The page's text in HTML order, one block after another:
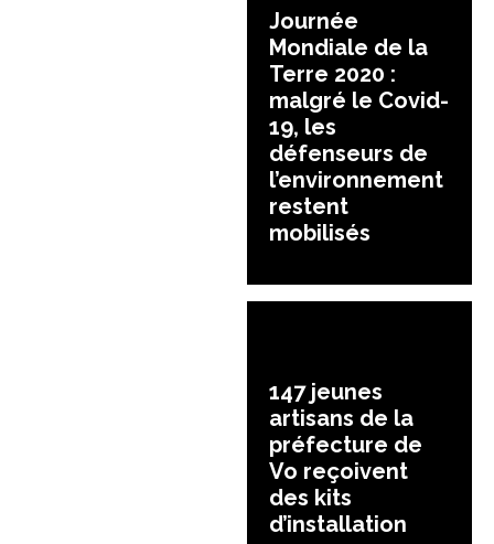
Journée
Mondiale de la
Terre 2020 :
malgré le Covid-
19, les
défenseurs de
l’environnement
restent
mobilisés
147 jeunes
artisans de la
préfecture de
Vo reçoivent
des kits
d’installation